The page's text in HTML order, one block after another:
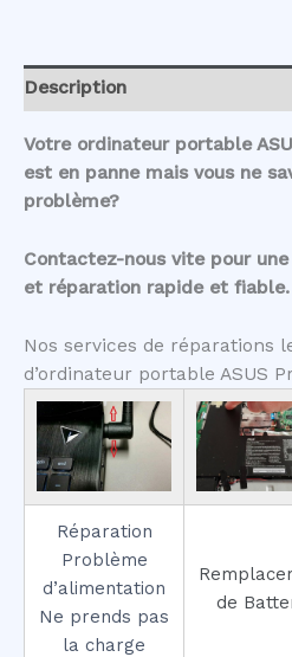
Description
Votre ordinateur portable
est en panne mais vous ne
problème?
Contactez-nous vite pour
et réparation rapide et fiable.
Nos services de réparations
d’ordinateur portable ASUS
Réparation
Problème
d’alimentation
Ne prends pas
la charge
de